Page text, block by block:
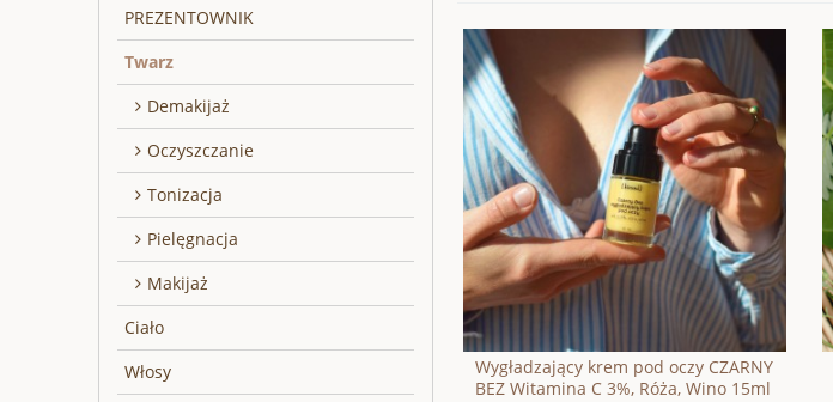
PREZENTOWNIK
Twarz
Demakijaż
Oczyszczanie
Tonizacja
Pielęgnacja
Makijaż
Ciało
Włosy
Wygładzający krem pod oczy CZARNY
BEZ Witamina C 3%, Róża, Wino 15ml